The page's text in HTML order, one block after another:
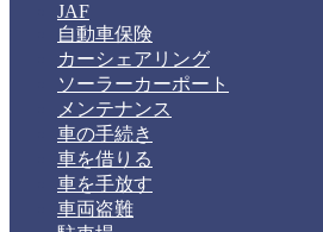
JAF
自動車保険
カーシェアリング
ソーラーカーポート
メンテナンス
車の手続き
車を借りる
車を手放す
車両盗難